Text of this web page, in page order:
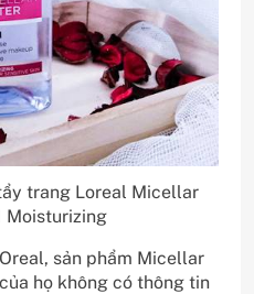
trang Loreal Micellar
Moisturizing
sản phẩm Micellar
họ không có thông tin